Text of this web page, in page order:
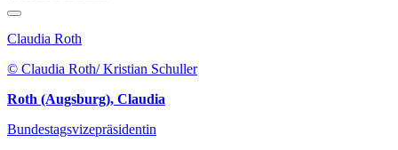
Claudia Roth
© Claudia Roth/ Kristian Schuller
Roth (Augsburg), Claudia
Bundestagsvizepräsidentin